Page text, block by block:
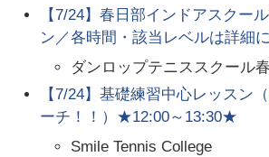
【7/24】春日部インドアスクー
ン／各時間・該当レベルは詳細
ダンロップテニススクール
【7/24】基礎練習中心レッスン
ーチ！！）★12:00～13:30★
Smile Tennis College